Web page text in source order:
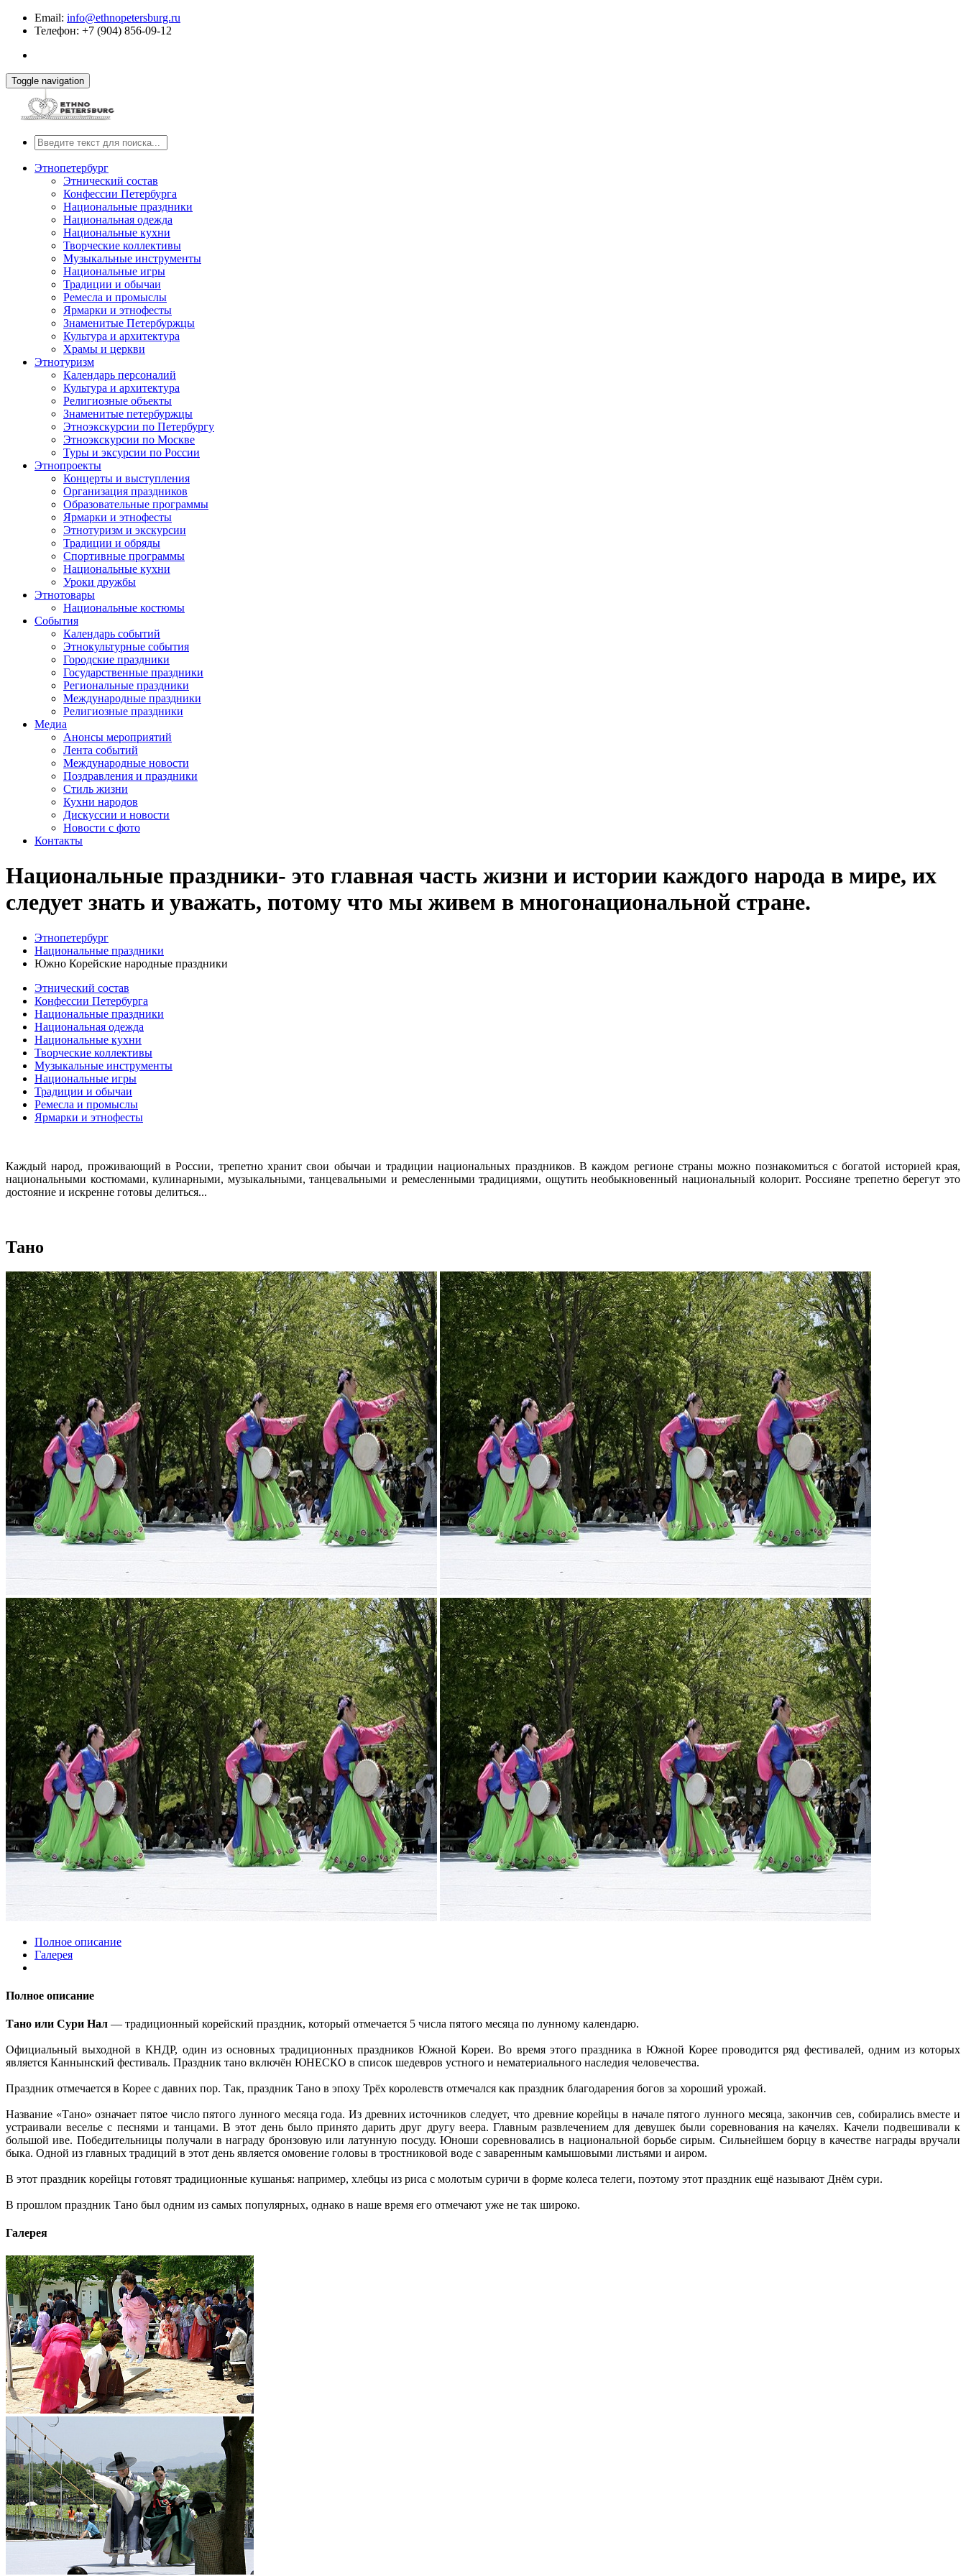
Email: info@ethnopetersburg.ru
Телефон: +7 (904) 856-09-12
Toggle navigation
Этнопетербург
Этнический состав
Конфессии Петербурга
Национальные праздники
Национальная одежда
Национальные кухни
Творческие коллективы
Музыкальные инструменты
Национальные игры
Традиции и обычаи
Ремесла и промыслы
Ярмарки и этнофесты
Знаменитые Петербуржцы
Культура и архитектура
Храмы и церкви
Этнотуризм
Календарь персоналий
Культура и архитектура
Религиозные объекты
Знаменитые петербуржцы
Этноэкскурсии по Петербургу
Этноэкскурсии по Москве
Туры и эксурсии по России
Этнопроекты
Концерты и выступления
Организация праздников
Образовательные программы
Ярмарки и этнофесты
Этнотуризм и экскурсии
Традиции и обряды
Спортивные программы
Национальные кухни
Уроки дружбы
Этнотовары
Национальные костюмы
События
Календарь событий
Этнокультурные события
Городские праздники
Государственные праздники
Региональные праздники
Международные праздники
Религиозные праздники
Медиа
Анонсы мероприятий
Лента событий
Международные новости
Поздравления и праздники
Cтиль жизни
Кухни народов
Дискуссии и новости
Новости с фото
Контакты
Национальные праздники- это главная часть жизни и истории каждого народа в мире, их
следует знать и уважать, потому что мы живем в многонациональной стране.
Этнопетербург
Национальные праздники
Южно Корейские народные праздники
Этнический состав
Конфессии Петербурга
Национальные праздники
Национальная одежда
Национальные кухни
Творческие коллективы
Музыкальные инструменты
Национальные игры
Традиции и обычаи
Ремесла и промыслы
Ярмарки и этнофесты
Каждый народ, проживающий в России, трепетно хранит свои обычаи и традиции национальных праздников. В каждом регионе страны можно познакомиться с богатой историей края,
национальными костюмами, кулинарными, музыкальными, танцевальными и ремесленными традициями, ощутить необыкновенный национальный колорит. Россияне трепетно берегут это
достояние и искренне готовы делиться...
Тано
Полное описание
Галерея
Полное описание
Тано или Сури Нал — традиционный корейский праздник, который отмечается 5 числа пятого месяца по лунному календарю.
Официальный выходной в КНДР, один из основных традиционных праздников Южной Кореи. Во время этого праздника в Южной Корее проводится ряд фестивалей, одним из которых
является Каннынский фестиваль. Праздник тано включён ЮНЕСКО в список шедевров устного и нематериального наследия человечества.
Праздник отмечается в Корее с давних пор. Так, праздник Тано в эпоху Трёх королевств отмечался как праздник благодарения богов за хороший урожай.
Название «Тано» означает пятое число пятого лунного месяца года. Из древних источников следует, что древние корейцы в начале пятого лунного месяца, закончив сев, собирались вместе и
устраивали веселье с песнями и танцами. В этот день было принято дарить друг другу веера. Главным развлечением для девушек были соревнования на качелях. Качели подвешивали к
большой иве. Победительницы получали в награду бронзовую или латунную посуду. Юноши соревновались в национальной борьбе сирым. Сильнейшем борцу в качестве награды вручали
быка. Одной из главных традиций в этот день является омовение головы в тростниковой воде с заваренным камышовыми листьями и аиром.
В этот праздник корейцы готовят традиционные кушанья: например, хлебцы из риса с молотым суричи в форме колеса телеги, поэтому этот праздник ещё называют Днём сури.
В прошлом праздник Тано был одним из самых популярных, однако в наше время его отмечают уже не так широко.
Галерея